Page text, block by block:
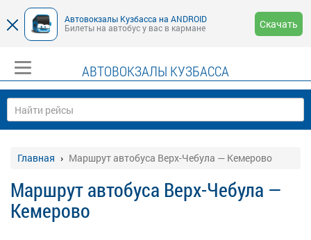
Автовокзалы Кузбасса на ANDROID
Билеты на автобус у вас в кармане
Скачать
АВТОВОКЗАЛЫ КУЗБАССА
Главная Маршрут автобуса Верх-Чебула — Кемерово
Маршрут автобуса Верх-Чебула —
Кемерово